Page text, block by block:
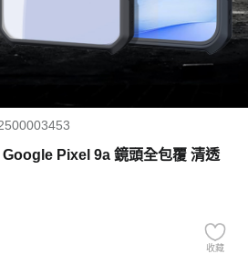
Pixel 9a 鏡頭全包覆 清透
收藏